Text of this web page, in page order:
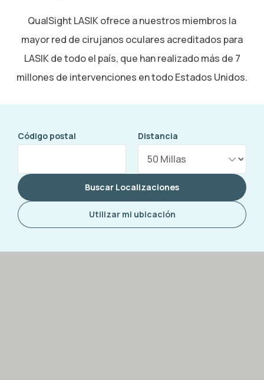
QualSight LASIK ofrece a nuestros miembros la
mayor red de cirujanos oculares acreditados para
LASIK de todo el país, que han realizado más de 7
millones de intervenciones en todo Estados Unidos.
Código postal Distancia
Buscar Localizaciones
Utilizar mi ubicación